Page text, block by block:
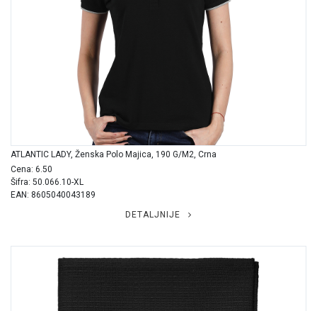
ATLANTIC LADY, Ženska Polo Majica, 190 G/m2, Crna
Cena: 6.50
Šifra: 50.066.10-XL
EAN: 8605040043189
DETALJNIJE